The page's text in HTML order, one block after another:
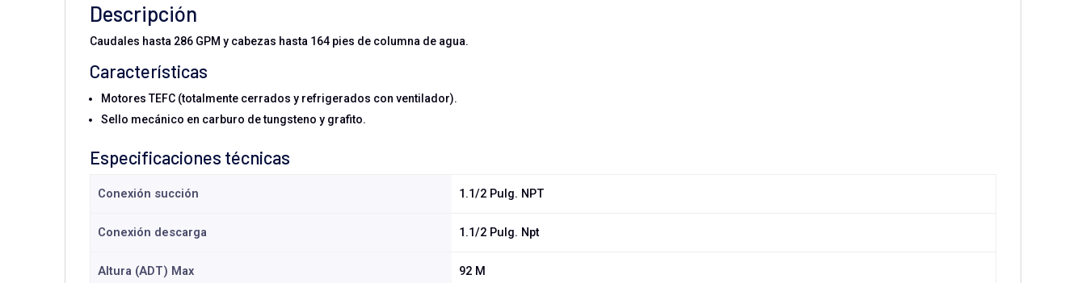
Descripción
Caudales hasta 286 GPM y cabezas hasta 164 pies de columna de agua.
Características
Motores TEFC (totalmente cerrados y refrigerados con ventilador).
Sello mecánico en carburo de tungsteno y grafito.
Especificaciones técnicas
Conexión succión 1.1/2 Pulg. NPT
Conexión descarga 1.1/2 Pulg. Npt
Altura (ADT) Max 92 M